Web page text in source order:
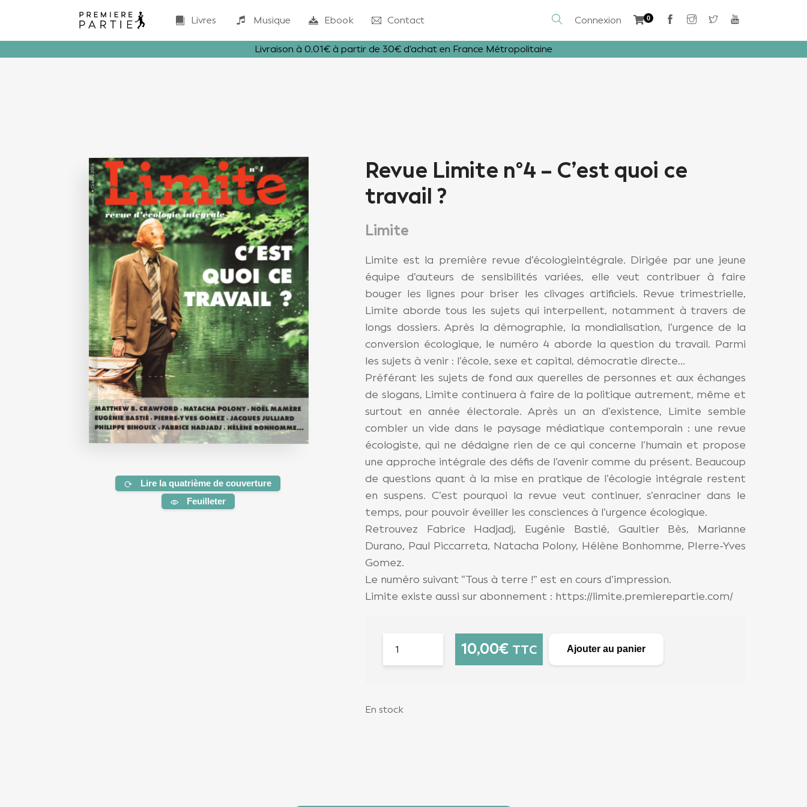
Livres Musique Ebook Contact Connexion 0
Livraison à 0,01€ à partir de 30€ d'achat en France Métropolitaine
Lire la quatrième de couverture
Feuilleter
Revue Limite n°4 – C’est quoi ce
travail ?
Limite
Limite est la première revue d’écologieintégrale. Dirigée par une jeune
équipe d’auteurs de sensibilités variées, elle veut contribuer à faire
bouger les lignes pour briser les clivages artificiels. Revue trimestrielle,
Limite aborde tous les sujets qui interpellent, notamment à travers de
longs dossiers. Après la démographie, la mondialisation, l’urgence de la
conversion écologique, le numéro 4 aborde la question du travail. Parmi
les sujets à venir : l’école, sexe et capital, démocratie directe…
Préférant les sujets de fond aux querelles de personnes et aux échanges
de slogans, Limite continuera à faire de la politique autrement, même et
surtout en année électorale. Après un an d’existence, Limite semble
combler un vide dans le paysage médiatique contemporain : une revue
écologiste, qui ne dédaigne rien de ce qui concerne l’humain et propose
une approche intégrale des défis de l’avenir comme du présent. Beaucoup
de questions quant à la mise en pratique de l’écologie intégrale restent
en suspens. C’est pourquoi la revue veut continuer, s’enraciner dans le
temps, pour pouvoir éveiller les consciences à l’urgence écologique.
Retrouvez Fabrice Hadjadj, Eugénie Bastié, Gaultier Bès, Marianne
Durano, Paul Piccarreta, Natacha Polony, Hélène Bonhomme, PIerre-Yves
Gomez.
Le numéro suivant “Tous à terre !” est en cours d’impression.
Limite existe aussi sur abonnement : https://limite.premierepartie.com/
10,00€ TTC Ajouter au panier
En stock